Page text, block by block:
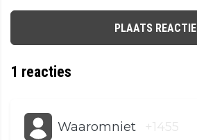
PLAATS REACTIE
1 reacties
Waaromniet +1455